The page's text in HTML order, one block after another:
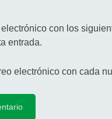
con los
entrada.
electrónico con cada